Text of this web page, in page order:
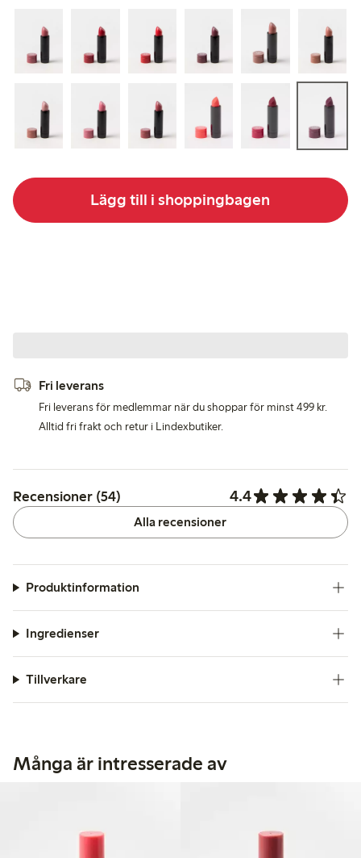
Lägg till i shoppingbagen
Fri leverans
Fri leverans för medlemmar när du shoppar för minst 499 kr.
Alltid fri frakt och retur i Lindexbutiker.
Recensioner (54) 4.4
Alla recensioner
Produktinformation
Ingredienser
Tillverkare
Många är intresserade av